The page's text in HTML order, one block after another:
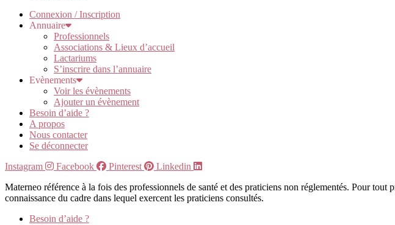
Connexion / Inscription
Annuaire
Professionnels
Associations & Lieux d’accueil
Lactariums
S’inscrire dans l’annuaire
Evènements
Voir les évènements
Ajouter un évènement
Besoin d’aide ?
A propos
Nous contacter
Se déconnecter
Instagram
Facebook Pinterest
Linkedin
Materneo référence à la fois des professionnels de santé et des praticiens non réglementés. Pour
connaissance du cadre dans lequel exercent les praticiens consultés.
Besoin d’aide ?